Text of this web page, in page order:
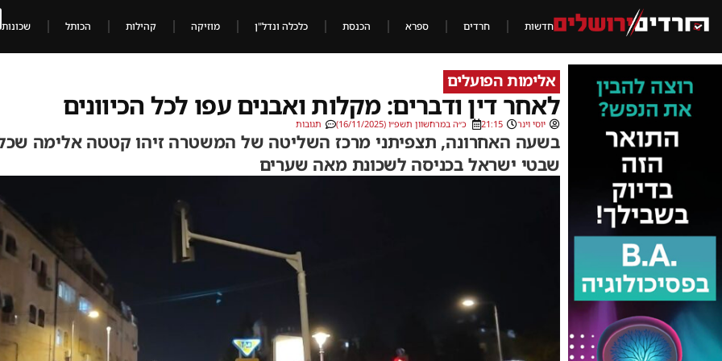
חדשות חרדים ספרא הכנסת כלכלה ונדל"ן מוזיקה קהילות הכותל שכונות
אלימות הפועלים
לאחר דין ודברים: מקלות ואבנים עפו לכל הכיוונים
יוסי וינר 21:15 כ״ה במרחשוון תשפ״ו (16/11/2025) תגובות
בשעה האחרונה, תצפיתני מרכז השליטה של המשטרה זיהו קטטה אלימה
שבטי ישראל בכניסה לשכונת מאה שערים